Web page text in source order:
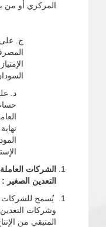
المركزي أو من
ج.
د.
الشركات
التعدين الصغير :
يُسمح للشركات
المتبقي من